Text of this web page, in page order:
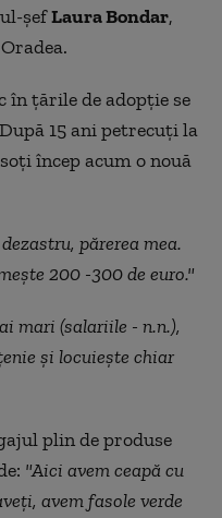
şefLaura Bondar,
țările de adopție se
15 ani petrecuți la
încep acum o nouă
părerea mea.
200 -300 de euro."
mari (salariile - n.n.),
şi locuieşte chiar
plin de produse
"Aici avem ceapă cu
avem fasole verde